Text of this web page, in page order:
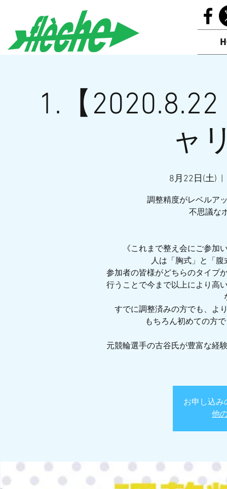
1.【
ャ
8月22日(土)
調整精度がレベルア
不思議な
《これまで整え会にご参加
人は「胸式」と「
参加者の皆様がどちらのタイプ
行うことで今まで以上により高
すでに調整済みの方でも、よ
もちろん初めての方
元競輪選手の古谷氏が豊富な経
お申し込み
他